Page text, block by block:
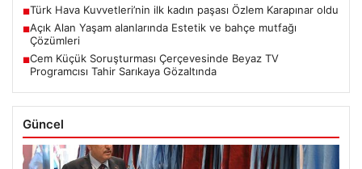
■Türk Hava Kuvvetleri’nin ilk kadın paşası Özlem Karapınar oldu
■Açık Alan Yaşam alanlarında Estetik ve bahçe mutfağı
Çözümleri
■Cem Küçük Soruşturması Çerçevesinde Beyaz TV
Programcısı Tahir Sarıkaya Gözaltında
Güncel